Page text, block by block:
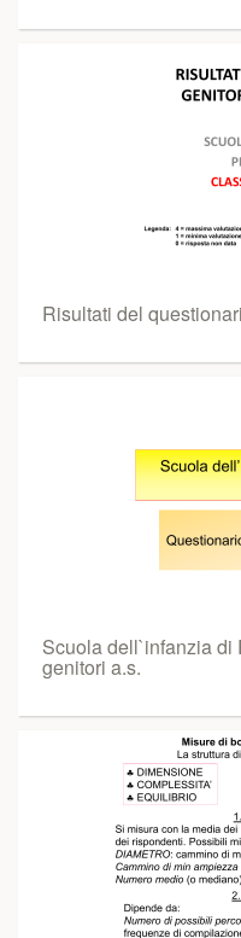
Risultati del
Scuola dell`infanzia di
genitori a.s.